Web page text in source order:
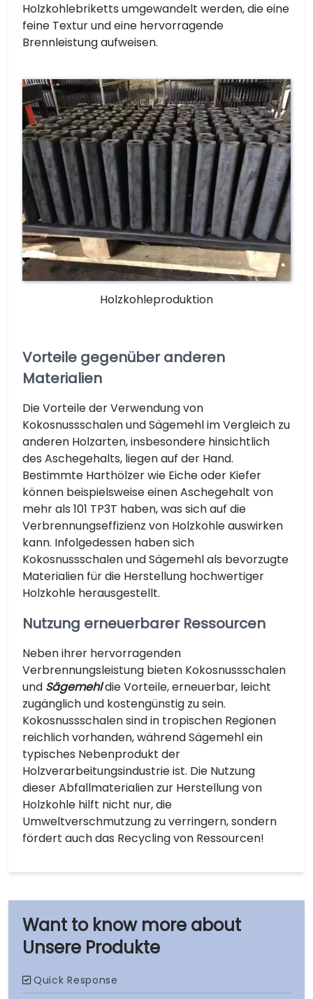
Unsere Produkte
Holzkohlebriketts umgewandelt werden, die eine
feine Textur und eine hervorragende
Brennleistung aufweisen.
Holzkohleproduktion
Vorteile gegenüber anderen
Materialien
Die Vorteile der Verwendung von
Kokosnussschalen und Sägemehl im Vergleich zu
anderen Holzarten, insbesondere hinsichtlich
des Aschegehalts, liegen auf der Hand.
Bestimmte Harthölzer wie Eiche oder Kiefer
können beispielsweise einen Aschegehalt von
mehr als 101 TP3T haben, was sich auf die
Verbrennungseffizienz von Holzkohle auswirken
kann. Infolgedessen haben sich
Kokosnussschalen und Sägemehl als bevorzugte
Materialien für die Herstellung hochwertiger
Holzkohle herausgestellt.
Nutzung erneuerbarer Ressourcen
Neben ihrer hervorragenden
Verbrennungsleistung bieten Kokosnussschalen
und Sägemehldie Vorteile, erneuerbar, leicht
zugänglich und kostengünstig zu sein.
Kokosnussschalen sind in tropischen Regionen
reichlich vorhanden, während Sägemehl ein
typisches Nebenprodukt der
Holzverarbeitungsindustrie ist. Die Nutzung
dieser Abfallmaterialien zur Herstellung von
Holzkohle hilft nicht nur, die
Umweltverschmutzung zu verringern, sondern
fördert auch das Recycling von Ressourcen!